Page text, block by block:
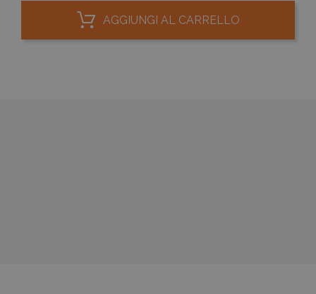
AGGIUNGI AL CARRELLO